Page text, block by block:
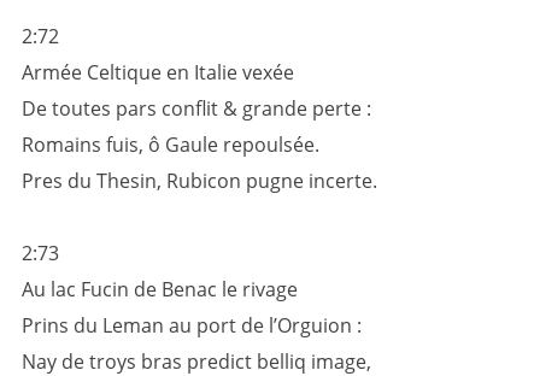
2:72
Armée Celtique en Italie vexée
De toutes pars conflit & grande perte :
Romains fuis, ô Gaule repoulsée.
Pres du Thesin, Rubicon pugne incerte.
2:73
Au lac Fucin de Benac le rivage
Prins du Leman au port de l’Orguion :
Nay de troys bras predict belliq image,